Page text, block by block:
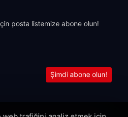
posta listemize abone olun!
Şimdi abone olun!